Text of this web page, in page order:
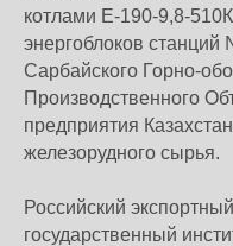
котлами Е-190-9,8-
энергоблоков
Сарбайского Горно-
Производственного
предприятия
железорудного сырья.
Российский
государственный